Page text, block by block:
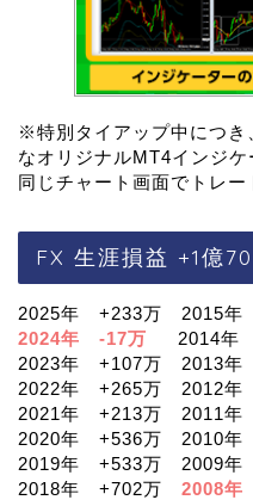
※特別タイアップ中につき
なオリジナルMT4インジ
同じチャート画面でトレー
FX 生涯損益 +1億
2025年 +233万 2015年
2024年 -17万
2014年
2023年 +107万 2013年
2022年 +265万 2012年
2021年 +213万 2011年
2020年 +536万 2010年
2019年 +533万 2009年
2018年 +702万 2008